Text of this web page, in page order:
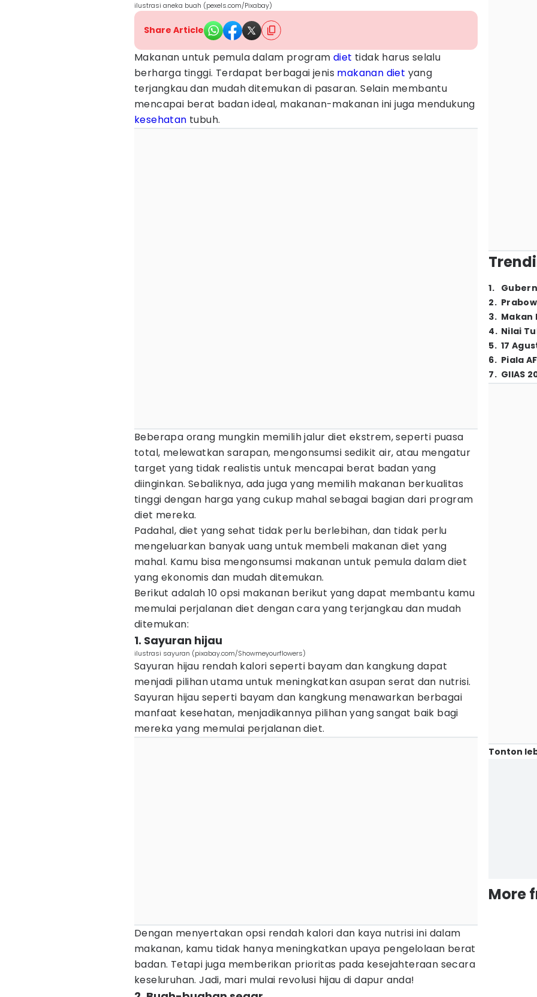
ilustrasi aneka buah (pexels.com/Pixabay)
Share Article
Makanan untuk pemula dalam program diet tidak harus selalu
berharga tinggi. Terdapat berbagai jenis makanan diet yang
terjangkau dan mudah ditemukan di pasaran. Selain membantu
mencapai berat badan ideal, makanan-makanan ini juga mendukung
kesehatan tubuh.
Beberapa orang mungkin memilih jalur diet ekstrem, seperti puasa
total, melewatkan sarapan, mengonsumsi sedikit air, atau mengatur
target yang tidak realistis untuk mencapai berat badan yang
diinginkan. Sebaliknya, ada juga yang memilih makanan berkualitas
tinggi dengan harga yang cukup mahal sebagai bagian dari program
diet mereka.
Padahal, diet yang sehat tidak perlu berlebihan, dan tidak perlu
mengeluarkan banyak uang untuk membeli makanan diet yang
mahal. Kamu bisa mengonsumsi makanan untuk pemula dalam diet
yang ekonomis dan mudah ditemukan.
Berikut adalah 10 opsi makanan berikut yang dapat membantu kamu
memulai perjalanan diet dengan cara yang terjangkau dan mudah
ditemukan:
1. Sayuran hijau
ilustrasi sayuran (pixabay.com/Showmeyourflowers)
Sayuran hijau rendah kalori seperti bayam dan kangkung dapat
menjadi pilihan utama untuk meningkatkan asupan serat dan nutrisi.
Sayuran hijau seperti bayam dan kangkung menawarkan berbagai
manfaat kesehatan, menjadikannya pilihan yang sangat baik bagi
mereka yang memulai perjalanan diet.
Dengan menyertakan opsi rendah kalori dan kaya nutrisi ini dalam
makanan, kamu tidak hanya meningkatkan upaya pengelolaan berat
badan. Tetapi juga memberikan prioritas pada kesejahteraan secara
keseluruhan. Jadi, mari mulai revolusi hijau di dapur anda!
1.
2.
3. Makan
4. Nilai
5. 17
6. Piala
7. GIIAS
Tonton
More